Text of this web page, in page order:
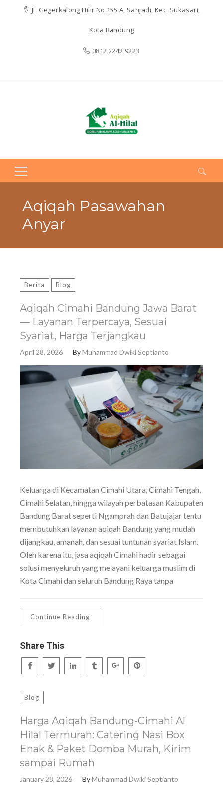
Jl. Gegerkalong Hilir No.155 A, Sarijadi, Kec. Sukasari,
Kota Bandung
0812 2242 9223
Search
Aqiqah Pasawahan
Anyar
Berita Blog
Aqiqah Cimahi Bandung Jawa Barat
— Layanan Terpercaya, Sesuai
Syariat, Harga Terjangkau
April 28, 2026 ByMuhammad Dwiki Septianto
Keluarga di Kecamatan Cimahi Utara, Cimahi Tengah,
Cimahi Selatan, hingga wilayah perbatasan Kabupaten
Bandung Barat seperti Ngamprah dan Batujajar tentu
membutuhkan layanan aqiqah Bandung yang mudah
dijangkau, amanah, dan sesuai tuntunan syariat Islam.
Oleh karena itu, jasa aqiqah Cimahi hadir sebagai
solusi menyeluruh yang melayani keluarga muslim di
Kota Cimahi dan seluruh Bandung Raya tanpa
Continue Reading
Share This
Blog
Harga Aqiqah Bandung-Cimahi Al
Hilal Termurah: Catering Nasi Box
Enak & Paket Domba Murah, Kirim
sampai Rumah
January 28, 2026 ByMuhammad Dwiki Septianto